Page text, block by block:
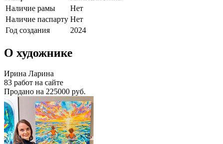
Наличие рамы
Нет
Наличие паспарту Нет
Год создания
2024
О художнике
Ирина Ларина
83 работ на сайте
Продано на 225000 руб.